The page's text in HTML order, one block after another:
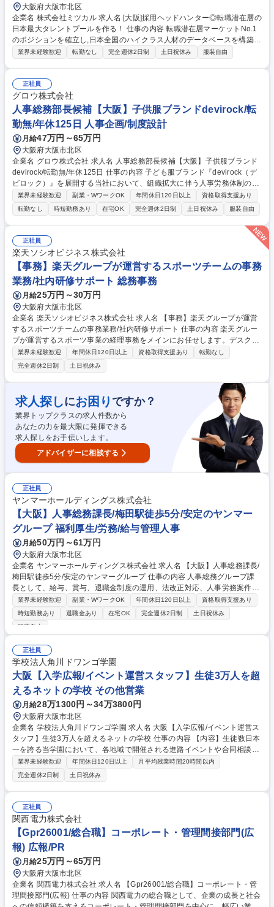
大阪府大阪市北区
企業名 株式会社ミツカル 求人名 [大阪]採用ヘッドハンター◎転職潜在層の
日本最大タレントプールを作る！ 仕事の内容 転職潜在層マーケットNo.1
のポジションを確立し,日本全国のハイクラス人材のデータベースを構築,
そのデータとM&A事業を掛け合わせたサーチファーム等も視野に入れた事
ポイント”でアプローチし,新たなキャリアを提示していく仕事です。■クラ
イアントは経営層,ターゲットは大手企業の役職層です。■そういった方々
に対して,今後のキャリアの展望を伺いながら,紹介予定の企業が合致して
いればご紹介を差し上げ,クライアントとのマッチングを創出します。 募
集職種 [大阪]採用ヘッドハンター◎転職潜在層の日本最大タレントプール
を作る！
業界未経験歓迎 転勤なし 完全週休2日制 土日祝休み 服装自由
正社員
グロウ株式会社
人事総務部長候補【大阪】子供服ブランドdevirock/転
勤無/年休125日 人事企画/制度設計
月給47万円～65万円
大阪府大阪市北区
企業名 グロウ株式会社 求人名 人事総務部長候補【大阪】子供服ブランド
devirock/転勤無/年休125日 仕事の内容 子ども服ブランド『devirock（デ
ビロック）』を展開する当社において、組織拡大に伴う人事労務体制の強
化、および次世代の組織基盤創りをお任せする【人事総務部の部長候補】
を募集します。 ◆労務/総務：HR管理/労務管理システム導入から最適化/
オペレーション標準化実行・就業規則/各種社内規程実態のアップデート/
外部対応/リーガルチェック ◆人事企画/組織開発：人員計画の採用戦略立
案/実行/プロセス全体設計/改善/人事評価制度構築/運用改定/リーダー育
成・働き方の多様化の独自の福利厚生・人事制度企画から導入/企業理念の
施策/エンゲージメント向上 ◆マネジメント：メンバーマネジメント/育成/
予算管理 募集職種 人事総務部長候補【大阪】子供服ブランドdevirock/転
勤無/年休125日
業界未経験歓迎 副業・WワークOK 年間休日120日以上
資格取得支援あり
転勤なし
時短勤務あり 在宅OK 完全週休2日制 土日祝休み 服装自由
正社員
楽天ソシオビジネス株式会社
【事務】楽天グループが運営するスポーツチームの事務
業務/社内研修サポート 総務事務
月給25万円～30万円
大阪府大阪市北区
企業名 楽天ソシオビジネス株式会社 求人名 【事務】楽天グループが運営
するスポーツチームの事務業務/社内研修サポート 仕事の内容 楽天グルー
プが運営するスポーツ事業の経理事務をメインにお任せします。デスクワ
ークだけでなく現場に出向き、委託元へのヒアリングを通じた新規業務の
獲得やチームへの支援など幅広い役割を担います。 【詳細】(1)楽天グル
ープが運営するスポーツチームの事務■売上データの入力/売上管理表作成
■取引先選定のための申請業務/新規取引先審査依頼■支払い処理/入金処
理、請求起票/ユニフォーム発注■契約書関連の文言チェックから社内押印
申請の対応■サッカースクールで使う備品管理・備品準備、忘れ物等の管
理、登録業務(2)楽天グループが社員向け研修の運営サポート業務■参加者
リストの作成/出欠確認/研修運営など 募集職種 【事務】楽天グループが運
営するスポーツチームの事務業務/社内研修サポート
業界未経験歓迎 年間休日120日以上 資格取得支援あり
転勤なし
完全週休2日制
土日祝休み
求人探しにお困り ですか？
業界トップクラスの求人件数から
あなたの力を最大限に発揮できる
求人探しをお手伝いします。
アドバイザーに相談する
正社員
ヤンマーホールディングス株式会社
【大阪】人事総務課長/梅田駅徒歩5分/安定のヤンマー
グループ 福利厚生/労務/給与管理人事
月給50万円～61万円
大阪府大阪市北区
企業名 ヤンマーホールディングス株式会社 求人名 【大阪】人事総務課長/
梅田駅徒歩5分/安定のヤンマーグループ 仕事の内容 人事総務グループ課
長として、給与、賞与、退職金制度の運用、法改正対応、人事労務案件対
応、各種助成金申請、行政対応などを統括します。自社に加え、グループ
全体の障がい者雇用推進にも関わるポジションです。 ■給与、賞与、退職
金制度の運用全般の統括■法改正対応および関連制度、規程整備の統括■人
連業務の統括■各種助成金申請書類作成、手続き関連業務の統括■行政対応
（労基署、ハローワーク等）の統括 【仕事の魅力】事業拡大に伴う成長フ
ェーズで、管理部門の責任者として組織づくりに関われます。 募集職種
【大阪】人事総務課長/梅田駅徒歩5分/安定のヤンマーグループ
業界未経験歓迎 副業・WワークOK 年間休日120日以上
資格取得支援あり
時短勤務あり
退職金あり 在宅OK 完全週休2日制
土日祝休み
服装自由
正社員
学校法人角川ドワンゴ学園
大阪【入学広報/イベント運営スタッフ】生徒3万人を超
えるネットの学校 その他営業
月給28万1300円～34万3800円
大阪府大阪市北区
企業名 学校法人角川ドワンゴ学園 求人名 大阪【入学広報/イベント運営ス
タッフ】生徒3万人を超えるネットの学校 仕事の内容 【内容】生徒数日本
一を誇る当学園において、各地域で開催される進路イベントや合同相談会
イベントの運営など、これから入学を検討されている方を対象にイベント
設計や運営等の業務をご担当いただきます。 【詳細】各地域で開催される
進路イベントや合同相談会イベントの運営 ・現地スタッフのディレクショ
ン ・接客・面談マニュアルの設計、研修 ・空間の演出・デザイン 募集職
種 大阪【入学広報/イベント運営スタッフ】生徒3万人を超えるネットの学
校
業界未経験歓迎 年間休日120日以上
月平均残業時間20時間以内
完全週休2日制
土日祝休み
正社員
関西電力株式会社
【Gpr26001/総合職】コーポレート・管理間接部門(広
報) 広報/PR
月給25万円～65万円
大阪府大阪市北区
企業名 関西電力株式会社 求人名 【Gpr26001/総合職】コーポレート・管
理間接部門(広報) 仕事の内容 関西電力の総合職として、企業の成長と社会